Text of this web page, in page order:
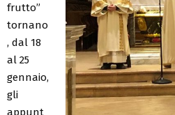
frutto”
tornano
, dal 18
al 25
gennaio,
gli
appunt